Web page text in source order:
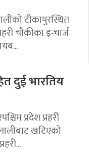
टीकापुरस्थित
चौकीका इन्चार्ज
दुई भारतिय
प्रदेश प्रहरी
खटिएको